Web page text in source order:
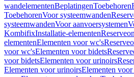
wandelementenBeplatingenToebehoren
ToebehorenVoor systeemwanden
systeemwandenVoor aanvoersystemen
KombifixInstallatie-elementen
elementenElementen voor wc's
voor wc'sElementen voor bidets
voor bidetsElementen voor urinoirs
Elementen voor urinoirsElementen voor